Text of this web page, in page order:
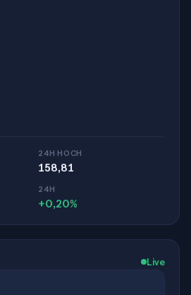
24H HOCH
158,81
24H
+0,20%
Live